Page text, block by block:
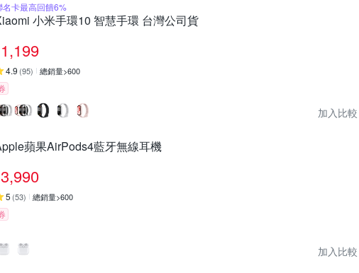
名卡最高回饋6%
小米手環10 智慧手環 台灣公司貨
1,199
4.9 (95) 總銷量>600
加入比較
蘋果AirPods4藍牙無線耳機
3,990
5 (53) 總銷量>600
加入比較